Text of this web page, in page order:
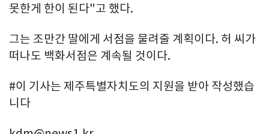
못한게 한이 된다"고 했다.
그는 조만간 딸에게 서점을 물려줄 계획이다. 허 씨가
떠나도 백화서점은 계속될 것이다.
#이 기사는 제주특별자치도의 지원을 받아 작성했습
니다